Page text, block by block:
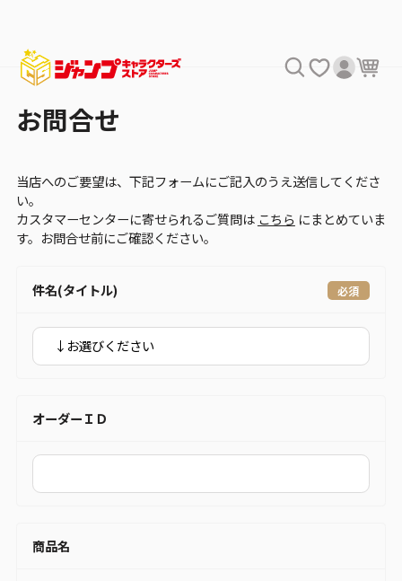
お問合せ
当店へのご要望は、下記フォームにご記入のうえ送信してくださ
い。
カスタマーセンターに寄せられるご質問は こちら にまとめていま
す。お問合せ前にご確認ください。
件名(タイトル)
オーダーＩＤ
商品名